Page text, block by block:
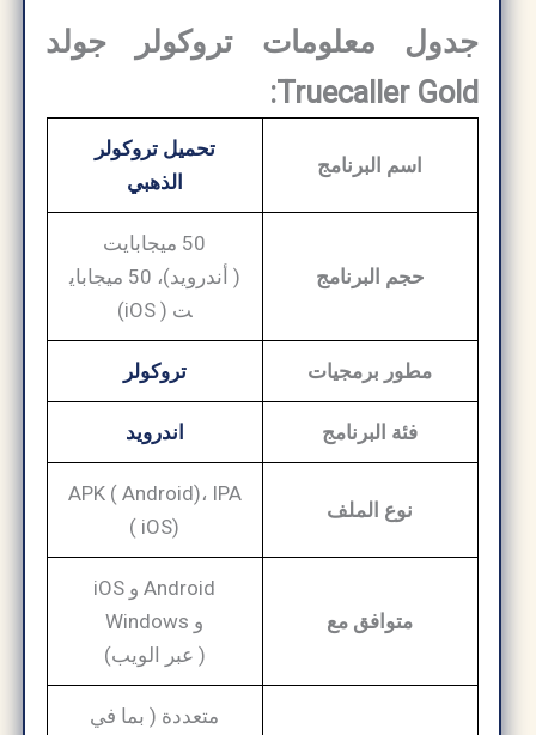
جدول معلومات تروكولر جولد
Truecaller Gold:
اسمالبرنامج
تحميل تروكولر
الذهبي
حجمالبرنامج
50 ميجابايت
أندرويد)،50 ميجاباي
ت ( iOS)
مطوربرمجيات تروكولر
فئةالبرنامج اندرويد
نوعالملف
APK (Android)،IPA
(iOS)
متوافقمع
Android و
iOS
وWindows
عبرالويب)
متعددة ( بما في